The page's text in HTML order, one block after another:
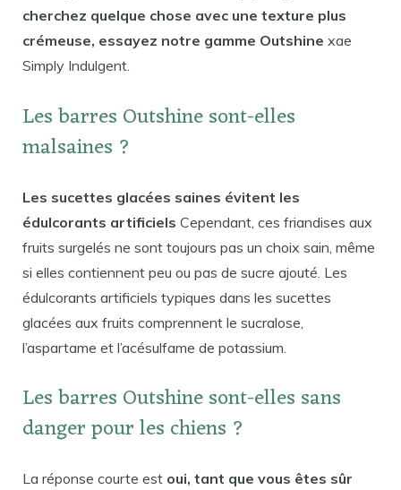
cherchez quelque chose avec une texture plus
crémeuse, essayez notre gamme Outshine xae
Simply Indulgent.
Les barres Outshine sont-elles
malsaines ?
Les sucettes glacées saines évitent les
édulcorants artificiels Cependant, ces friandises aux
fruits surgelés ne sont toujours pas un choix sain, même
si elles contiennent peu ou pas de sucre ajouté. Les
édulcorants artificiels typiques dans les sucettes
glacées aux fruits comprennent le sucralose,
l’aspartame et l’acésulfame de potassium.
Les barres Outshine sont-elles sans
danger pour les chiens ?
La réponse courte est oui, tant que vous êtes sûr